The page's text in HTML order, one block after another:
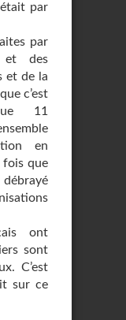
par
par
et des
et de la
c’est
11
en
fois que
ont
sont
C’est
sur ce